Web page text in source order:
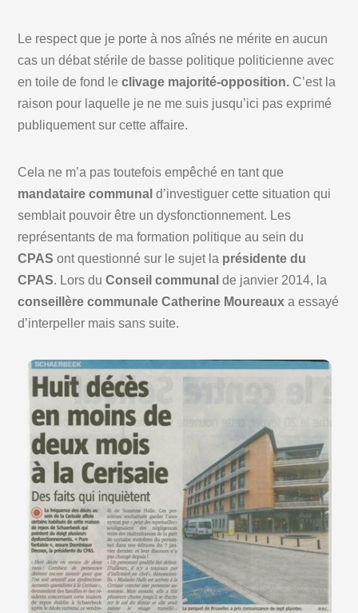
Le respect que je porte à nos aînés ne mérite en aucun
cas un débat stérile de basse politique politicienne avec
en toile de fond le clivage majorité-opposition. C’est la
raison pour laquelle je ne me suis jusqu’ici pas exprimé
publiquement sur cette affaire.
Cela ne m’a pas toutefois empêché en tant que
mandataire communal d’investiguer cette situation qui
semblait pouvoir être un dysfonctionnement. Les
représentants de ma formation politique au sein du
CPAS ont questionné sur le sujet la présidente du
CPAS. Lors duConseil communal de janvier 2014, la
conseillère communale Catherine Moureaux a essayé
d’interpeller mais sans suite.